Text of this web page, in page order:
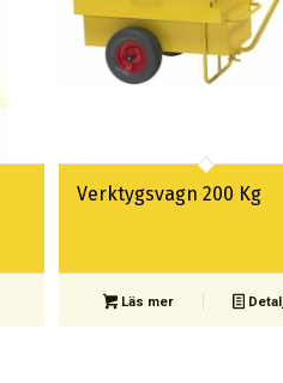
Verktygsvagn 200 Kg
Läs mer